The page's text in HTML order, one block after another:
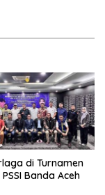
di Turnamen
Banda Aceh